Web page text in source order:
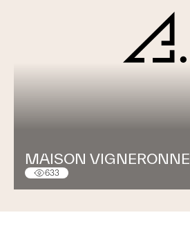
MAISON VIGNERONNE
633